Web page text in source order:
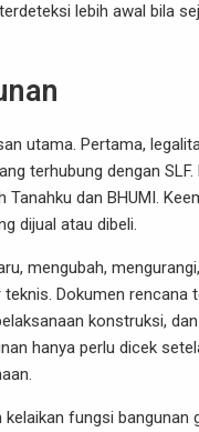
lebih awal bila
utama. Pertama,
terhubung dengan
dan BHUMI.
dijual atau dibeli.
mengubah,
Dokumen rencana
konstruksi,
hanya perlu dicek
fungsi bangunan